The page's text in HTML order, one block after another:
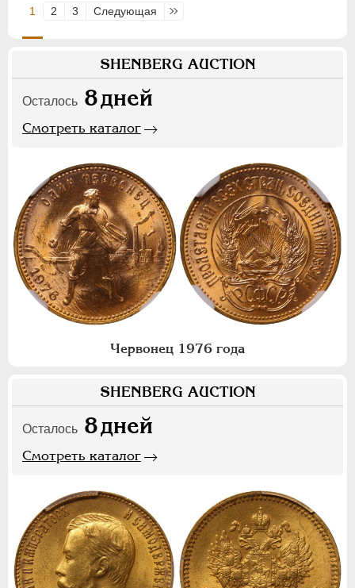
1 2 3 Следующая Последняя
SHENBERG AUCTION
Осталось 8дней
Смотреть каталог
Червонец 1976 года
SHENBERG AUCTION
Осталось 8дней
Смотреть каталог